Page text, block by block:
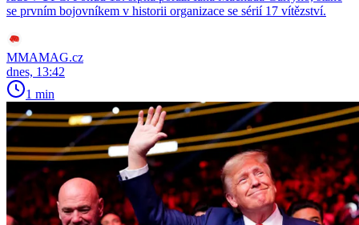
se prvním bojovníkem v historii organizace se sérií 17 vítězství.
MMAMAG.cz
dnes, 13:42
1 min